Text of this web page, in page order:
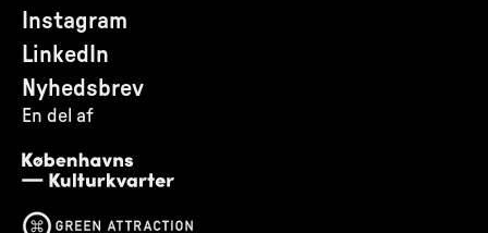
Instagram
LinkedIn
Nyhedsbrev
En del af